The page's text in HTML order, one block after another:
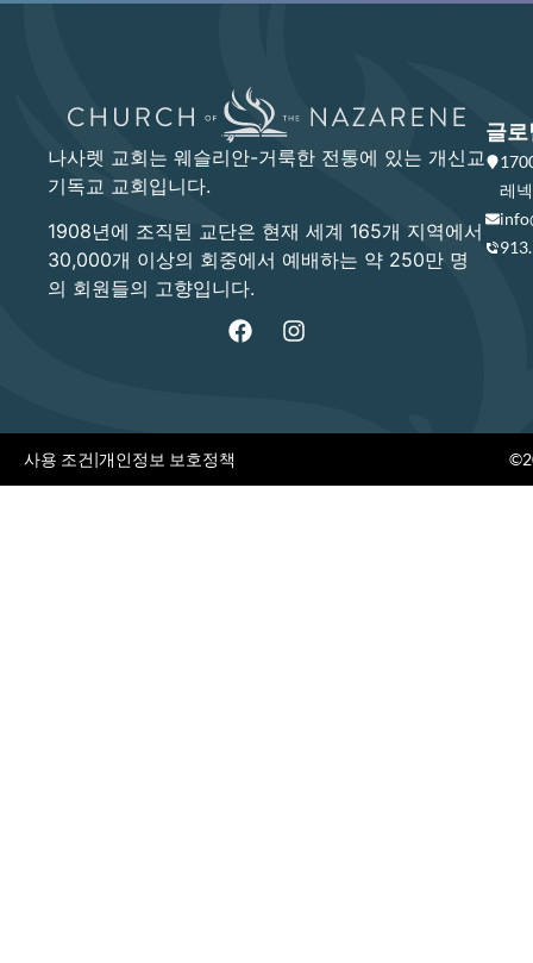
나사렛 교회는 웨슬리안-거룩한 전통에 있는 개신교
기독교 교회입니다.
1908년에 조직된 교단은 현재 세계 165개 지역에서
30,000개 이상의 회중에서 예배하는 약 250만 명
의 회원들의 고향입니다.
글로
레
사용 조건|개인정보 보호정책